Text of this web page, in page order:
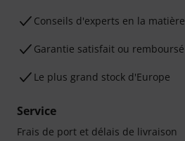
Conseils d'experts en la matière
Garantie satisfait ou remboursé
Le plus grand stock d'Europe
Service
Frais de port et délais de livraison